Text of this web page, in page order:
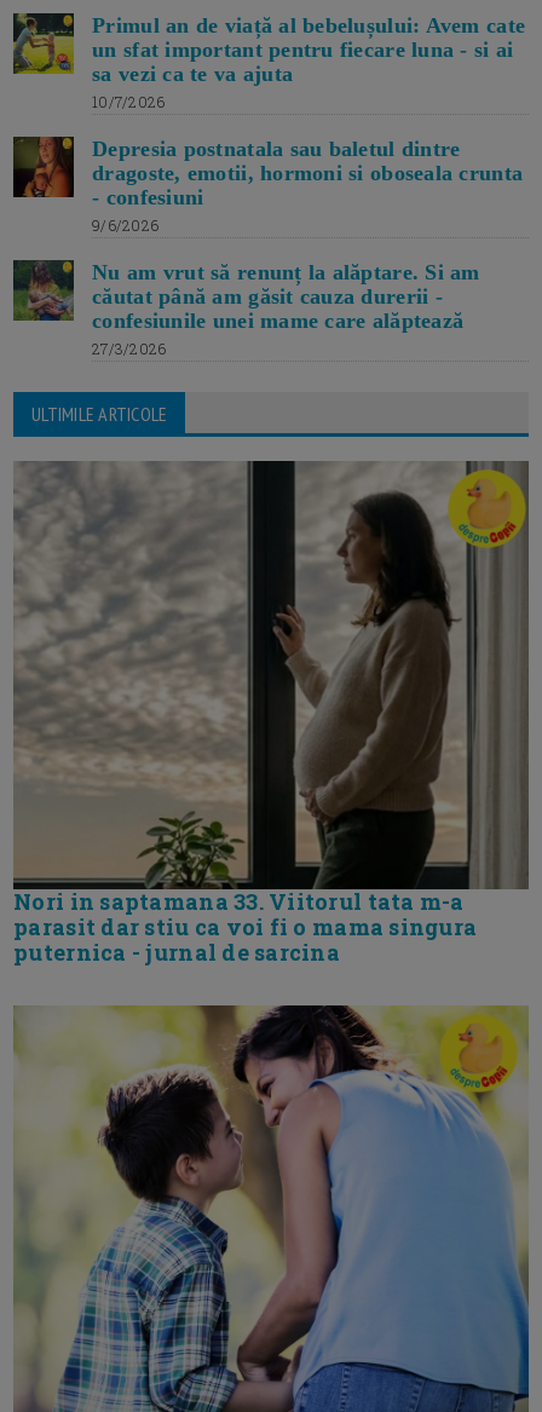
Primul an de viață al bebelușului: Avem cate
un sfat important pentru fiecare luna - si ai
sa vezi ca te va ajuta
10/7/2026
Depresia postnatala sau baletul dintre
dragoste, emotii, hormoni si oboseala crunta
- confesiuni
9/6/2026
Nu am vrut să renunț la alăptare. Si am
căutat până am găsit cauza durerii -
confesiunile unei mame care alăptează
27/3/2026
ULTIMILE ARTICOLE
Nori in saptamana 33. Viitorul tata m-a
parasit dar stiu ca voi fi o mama singura
puternica - jurnal de sarcina